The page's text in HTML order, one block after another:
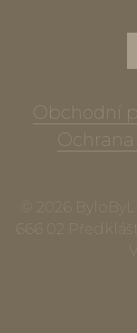
Obchodní
© 2026
666 02